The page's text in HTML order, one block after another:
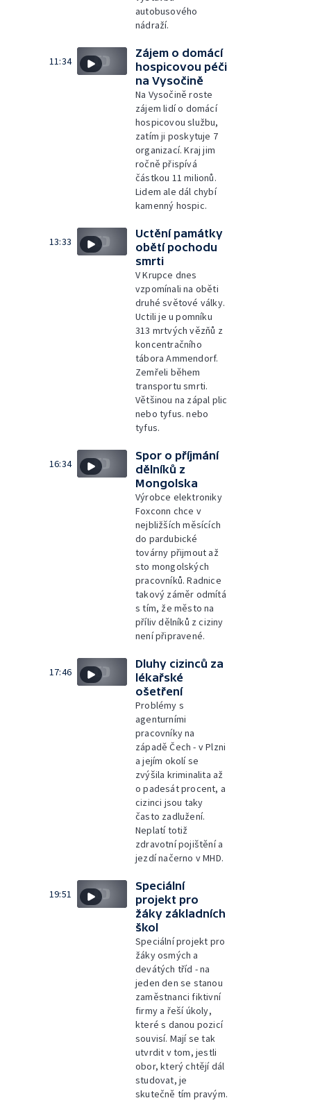
autobusového
nádraží.
11:34
Zájem o domácí
hospicovou péči
na Vysočině
Na Vysočině roste
zájem lidí o domácí
hospicovou službu,
zatím ji poskytuje 7
organizací. Kraj jim
ročně přispívá
částkou 11 milionů.
Lidem ale dál chybí
kamenný hospic.
13:33
Uctění památky
obětí pochodu
smrti
V Krupce dnes
vzpomínali na oběti
druhé světové války.
Uctili je u pomníku
313 mrtvých vězňů z
koncentračního
tábora Ammendorf.
Zemřeli během
transportu smrti.
Většinou na zápal plic
nebo tyfus. nebo
tyfus.
16:34
Spor o příjmání
dělníků z
Mongolska
Výrobce elektroniky
Foxconn chce v
nejbližších měsících
do pardubické
továrny přijmout až
sto mongolských
pracovníků. Radnice
takový záměr odmítá
s tím, že město na
příliv dělníků z ciziny
není připravené.
17:46
Dluhy cizinců za
lékařské
ošetření
Problémy s
agenturními
pracovníky na
západě Čech - v Plzni
a jejím okolí se
zvýšila kriminalita až
o padesát procent, a
cizinci jsou taky
často zadlužení.
Neplatí totiž
zdravotní pojištění a
jezdí načerno v MHD.
19:51
Speciální
projekt pro
žáky základních
škol
Speciální projekt pro
žáky osmých a
devátých tříd - na
jeden den se stanou
zaměstnanci fiktivní
firmy a řeší úkoly,
které s danou pozicí
souvisí. Mají se tak
utvrdit v tom, jestli
obor, který chtějí dál
studovat, je
skutečně tím pravým.